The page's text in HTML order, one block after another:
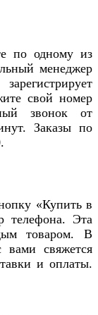
по одному из
менеджер
свой номер
звонок от
Заказы по
«Купить в
телефона. Эта
товаром. В
свяжется
и оплаты.